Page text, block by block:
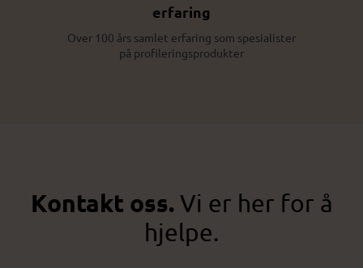
erfaring
Over 100 års samlet erfaring som spesialister
på profileringsprodukter
Kontakt oss.Vi er her for å
hjelpe.